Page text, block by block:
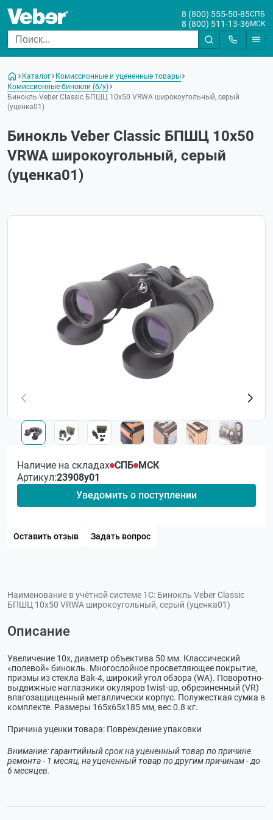
8 (800) 555-50-85СПБ
8 (800) 511-13-36МСК
Каталог
Комиссионные и уцененные товары
Комиссионные бинокли (б/у)
Бинокль Veber Classic БПШЦ 10x50 VRWA широкоугольный, серый
(уценка01)
Бинокль Veber Classic БПШЦ 10x50
VRWA широкоугольный, серый
(уценка01)
Наличие на складах СПБ МСК
Артикул:23908у01
Уведомить о поступлении
Оставить отзыв Задать вопрос
Наименование в учётной системе 1С: Бинокль Veber Classic
БПШЦ 10x50 VRWA широкоугольный, серый (уценка01)
Описание
Увеличение 10х, диаметр объектива 50 мм. Классический
«полевой» бинокль. Многослойное просветляющее покрытие,
призмы из стекла Bak-4, широкий угол обзора (WA). Поворотно-
выдвижные наглазники окуляров twist-up, обрезиненный (VR)
влагозащищенный металлически корпус. Полужесткая сумка в
комплекте. Размеры 165х65х185 мм, вес 0.8 кг.
Причина уценки товара: Повреждение упаковки
Внимание: гарантийный срок на уцененный товар по причине
ремонта - 1 месяц, на уцененный товар по другим причинам - до
6 месяцев.